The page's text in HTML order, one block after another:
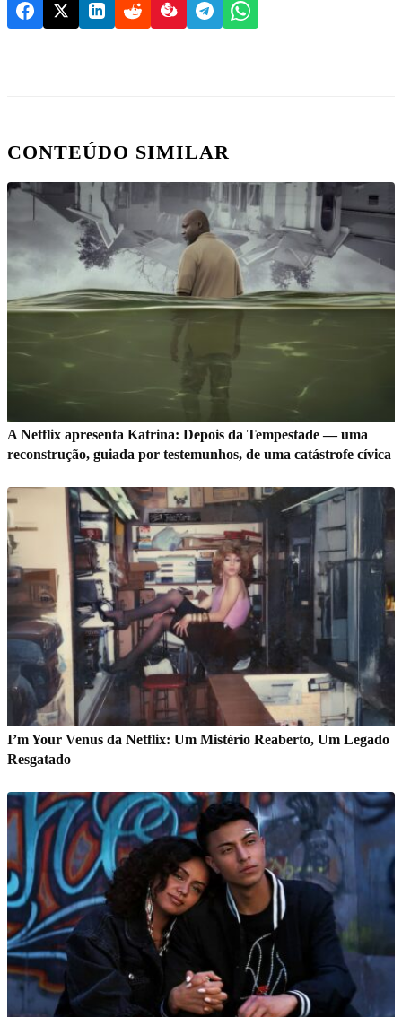
CONTEÚDO SIMILAR
A Netflix apresenta Katrina: Depois da Tempestade — uma
reconstrução, guiada por testemunhos, de uma catástrofe cívica
I’m Your Venus da Netflix: Um Mistério Reaberto, Um Legado
Resgatado